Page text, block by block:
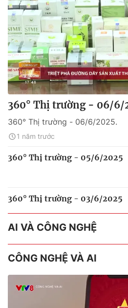
360° Thị trường - 06/6/
360° Thị trường - 06/6/2025.
1 năm trước
360° Thị trường - 05/6/2025
360° Thị trường - 03/6/2025
AI VÀ CÔNG NGHỆ
CÔNG NGHỆ VÀ AI